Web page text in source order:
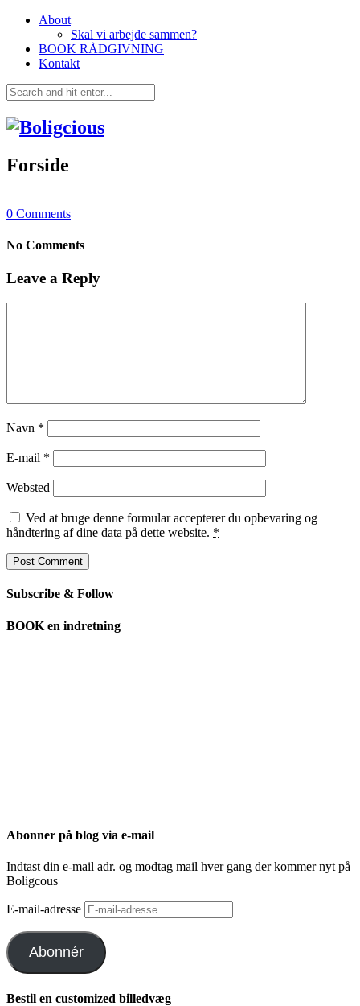
About
Skal vi arbejde sammen?
BOOK RÅDGIVNING
Kontakt
Forside
0 Comments
No Comments
Leave a Reply
Navn *
E-mail *
Websted
Ved at bruge denne formular accepterer du opbevaring og
håndtering af dine data på dette website. *
Subscribe & Follow
BOOK en indretning
Abonner på blog via e-mail
Indtast din e-mail adr. og modtag mail hver gang der kommer nyt på
Boligcous
E-mail-adresse
Abonnér
Bestil en customized billedvæg